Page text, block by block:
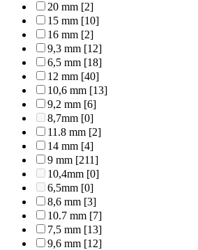
20 mm [2]
15 mm [10]
16 mm [2]
9,3 mm [12]
6,5 mm [18]
12 mm [40]
10,6 mm [13]
9,2 mm [6]
8,7mm [0]
11.8 mm [2]
14 mm [4]
9 mm [211]
10,4mm [0]
6,5mm [0]
8,6 mm [3]
10.7 mm [7]
7,5 mm [13]
9,6 mm [12]